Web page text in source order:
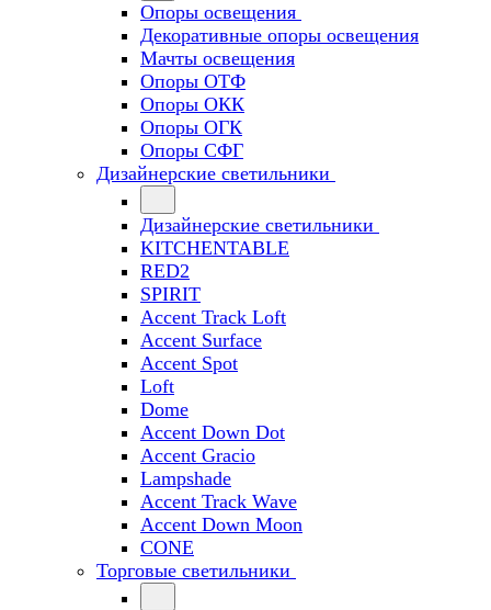
Опоры освещения
Декоративные опоры освещения
Мачты освещения
Опоры ОТФ
Опоры ОКК
Опоры ОГК
Опоры СФГ
Дизайнерские светильники
Дизайнерские светильники
KITCHENTABLE
RED2
SPIRIT
Accent Track Loft
Accent Surface
Accent Spot
Loft
Dome
Accent Down Dot
Accent Gracio
Lampshade
Accent Track Wave
Accent Down Moon
CONE
Торговые светильники